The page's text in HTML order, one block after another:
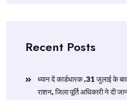
Recent Posts
ध्यान दें कार्डधारक ,31 जुलाई के
राशन, जिला पूर्ति अधिकारी ने दी